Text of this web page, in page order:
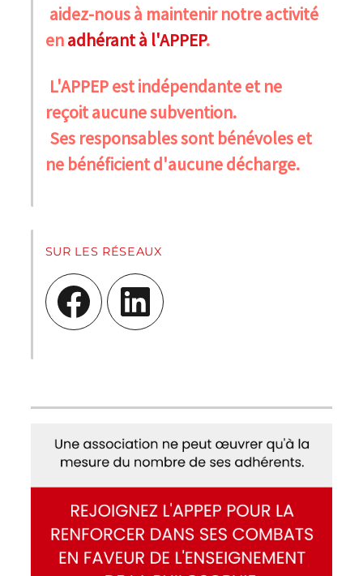
aidez-nous à maintenir notre activité
enadhérant à l'APPEP.
L'APPEP est indépendante et ne
reçoit aucune subvention.
Ses responsables sont bénévoles et
ne bénéficient d'aucune décharge.
SUR LES RÉSEAUX